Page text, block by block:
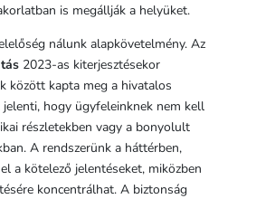
is megállják a helyüket.
nálunk alapkövetelmény. Az
2023-as kiterjesztésekor
között kapta meg a hivatalos
hogy ügyfeleinknek nem kell
részletekben vagy a bonyolult
A rendszerünk a háttérben,
a kötelező jelentéseket, miközben
koncentrálhat. A biztonság